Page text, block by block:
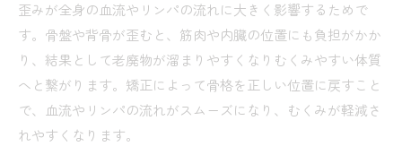
歪みが全身の血流やリンパの流れに大きく影響するためで
す。骨盤や背骨が歪むと、筋肉や内臓の位置にも負担がかか
り、結果として老廃物が溜まりやすくなりむくみやすい体質
へと繋がります。矯正によって骨格を正しい位置に戻すこと
で、血流やリンパの流れがスムーズになり、むくみが軽減さ
れやすくなります。